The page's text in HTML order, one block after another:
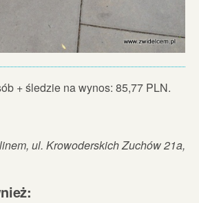
+ śledzie na wynos: 85,77 PLN.
ul. Krowoderskich Zuchów 21a,